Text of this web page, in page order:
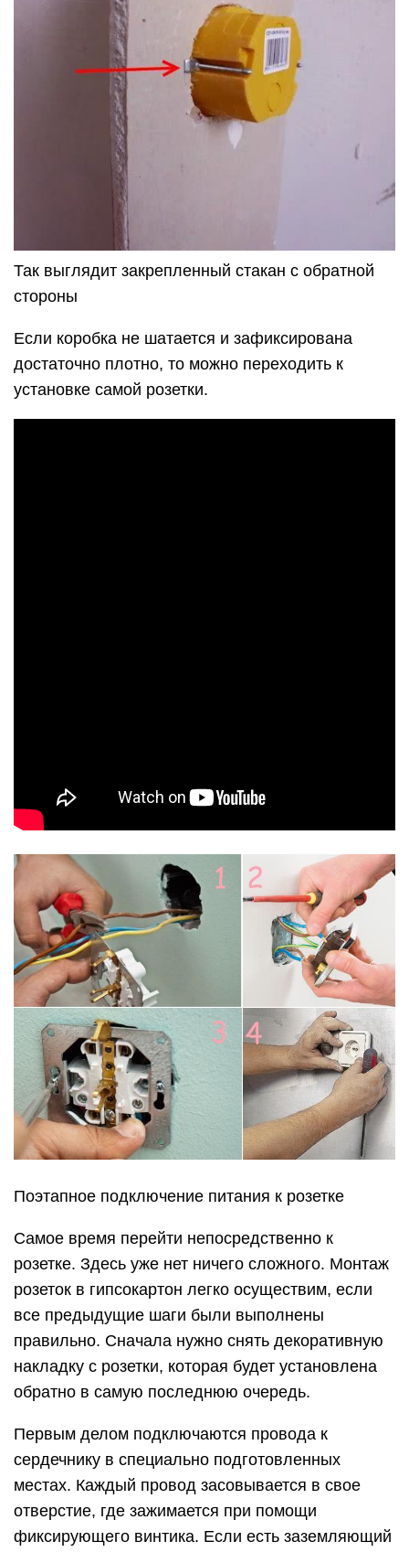
Так выглядит закрепленный стакан с обратной
стороны
Если коробка не шатается и зафиксирована
достаточно плотно, то можно переходить к
установке самой розетки.
Поэтапное подключение питания к розетке
Самое время перейти непосредственно к
розетке. Здесь уже нет ничего сложного. Монтаж
розеток в гипсокартон легко осуществим, если
все предыдущие шаги были выполнены
правильно. Сначала нужно снять декоративную
накладку с розетки, которая будет установлена
обратно в самую последнюю очередь.
Первым делом подключаются провода к
сердечнику в специально подготовленных
местах. Каждый провод засовывается в свое
отверстие, где зажимается при помощи
фиксирующего винтика. Если есть заземляющий